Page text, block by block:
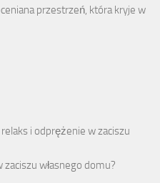
przestrzeń, która kryje w
i odprężenie w zaciszu
własnego domu?